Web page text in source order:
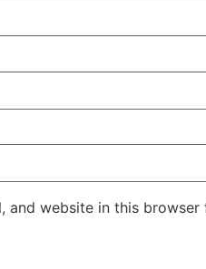
and website in this